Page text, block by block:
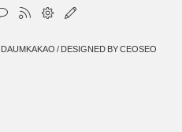
DAUMKAKAO / DESIGNED BYCEOSEO